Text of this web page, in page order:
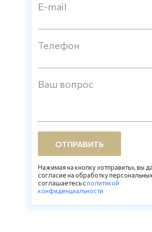
E-mail
Телефон
Ваш вопрос
ОТПРАВИТЬ
Нажимая на кнопку «отправить», вы
согласие на обработку
соглашаетесь cполитикой
конфиденциальности